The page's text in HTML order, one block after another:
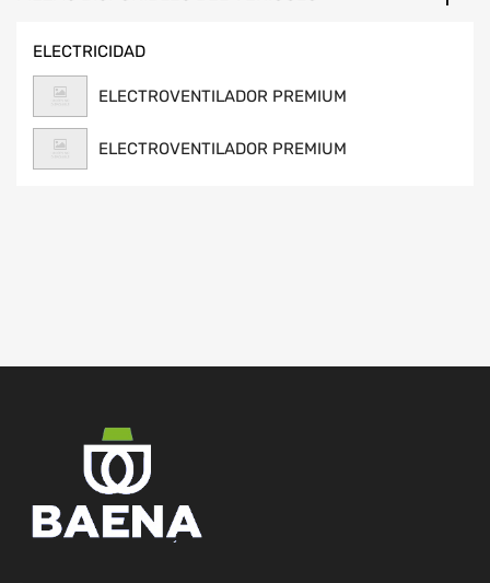
ELECTRICIDAD
ELECTROVENTILADOR PREMIUM
ELECTROVENTILADOR PREMIUM